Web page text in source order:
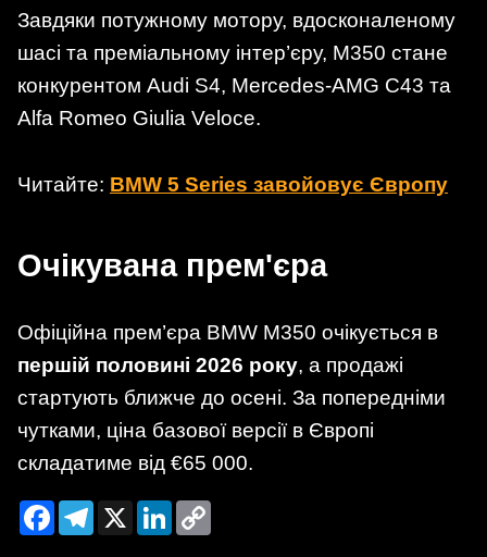
Завдяки потужному мотору, вдосконаленому
шасі та преміальному інтер’єру, M350 стане
конкурентом Audi S4, Mercedes-AMG C43 та
Alfa Romeo Giulia Veloce.
Читайте: BMW 5 Series завойовує Європу
Очікувана прем'єра
Офіційна прем’єра BMW M350 очікується в
першій половині 2026 року, а продажі
стартують ближче до осені. За попередніми
чутками, ціна базової версії в Європі
складатиме від €65 000.
FacebookTelegram
X LinkedIn